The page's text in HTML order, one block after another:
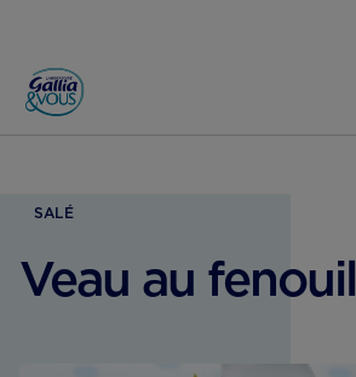
ACCUEIL
SALÉ
Veau au fenouil